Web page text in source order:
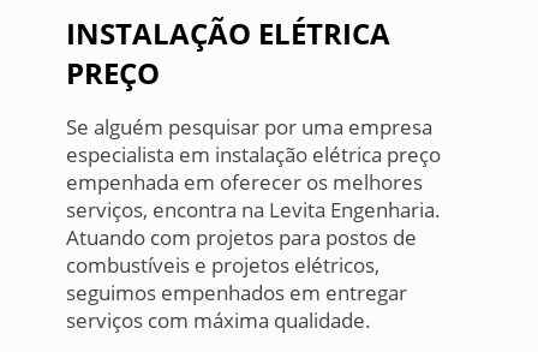
INSTALAÇÃO ELÉTRICA
PREÇO
Se alguém pesquisar por uma empresa
especialista em instalação elétrica preço
empenhada em oferecer os melhores
serviços, encontra na Levita Engenharia.
Atuando com projetos para postos de
combustíveis e projetos elétricos,
seguimos empenhados em entregar
serviços com máxima qualidade.